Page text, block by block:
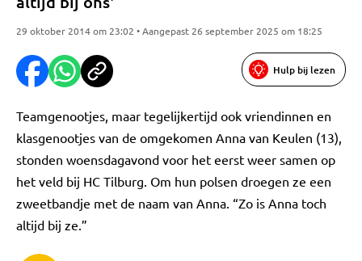
29 oktober 2014 om 23:02 • Aangepast 26 september 2025 om 18:25
Hulp bij lezen
Teamgenootjes, maar tegelijkertijd ook vriendinnen en
klasgenootjes van de omgekomen Anna van Keulen (13),
stonden woensdagavond voor het eerst weer samen op
het veld bij HC Tilburg. Om hun polsen droegen ze een
zweetbandje met de naam van Anna. “Zo is Anna toch
altijd bij ze.”